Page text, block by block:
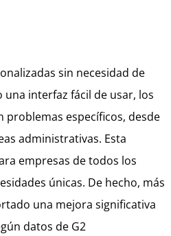
sin necesidad de
interfaz fácil de usar, los
específicos, desde
administrativas. Esta
empresas de todos los
únicas. De hecho, más
una mejora significativa
datos de G2